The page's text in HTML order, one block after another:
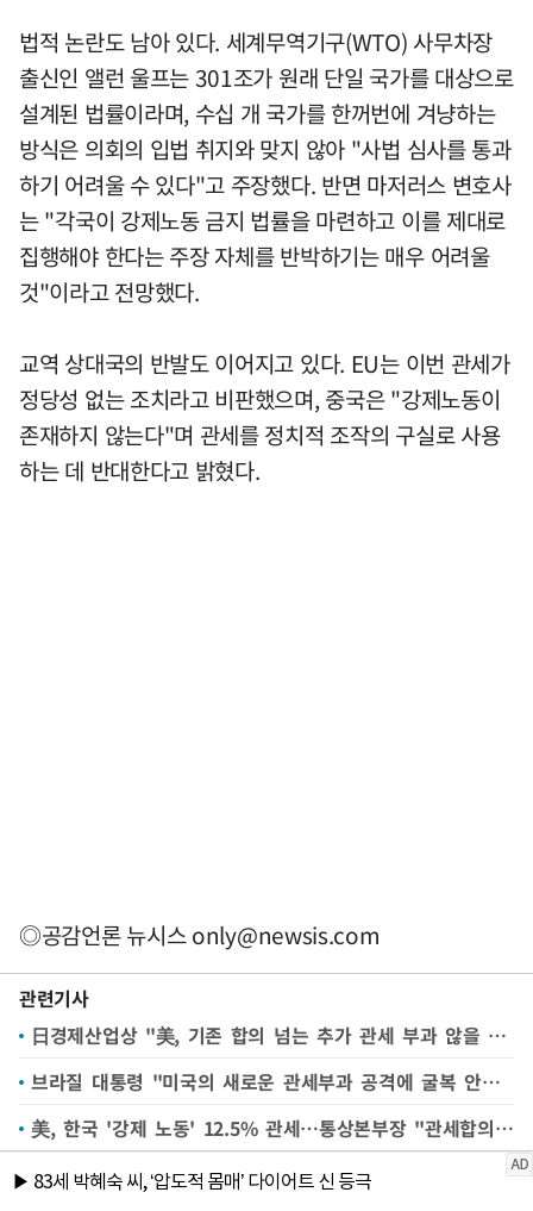
법적 논란도 남아 있다. 세계무역기구(WTO) 사무차장
출신인 앨런 울프는 301조가 원래 단일 국가를 대상으로
설계된 법률이라며, 수십 개 국가를 한꺼번에 겨냥하는
방식은 의회의 입법 취지와 맞지 않아 "사법 심사를 통과
하기 어려울 수 있다"고 주장했다. 반면 마저러스 변호사
는 "각국이 강제노동 금지 법률을 마련하고 이를 제대로
집행해야 한다는 주장 자체를 반박하기는 매우 어려울
것"이라고 전망했다.
교역 상대국의 반발도 이어지고 있다. EU는 이번 관세가
정당성 없는 조치라고 비판했으며, 중국은 "강제노동이
존재하지 않는다"며 관세를 정치적 조작의 구실로 사용
하는 데 반대한다고 밝혔다.
◎공감언론 뉴시스only@newsis.com
관련기사
日경제산업상 "美, 기존 합의 넘는 추가 관세 부과 않을 것"
브라질 대통령 "미국의 새로운 관세부과 공격에 굴복 안할 것"
美, 한국 '강제 노동' 12.5% 관세…통상본부장 "관세합의 틀 내 협의돼야"